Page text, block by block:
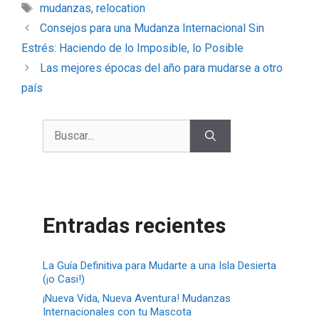
mudanzas, relocation
Consejos para una Mudanza Internacional Sin
Estrés: Haciendo de lo Imposible, lo Posible
Las mejores épocas del año para mudarse a otro
país
Entradas recientes
La Guía Definitiva para Mudarte a una Isla Desierta
(¡o Casi!)
¡Nueva Vida, Nueva Aventura! Mudanzas
Internacionales con tu Mascota